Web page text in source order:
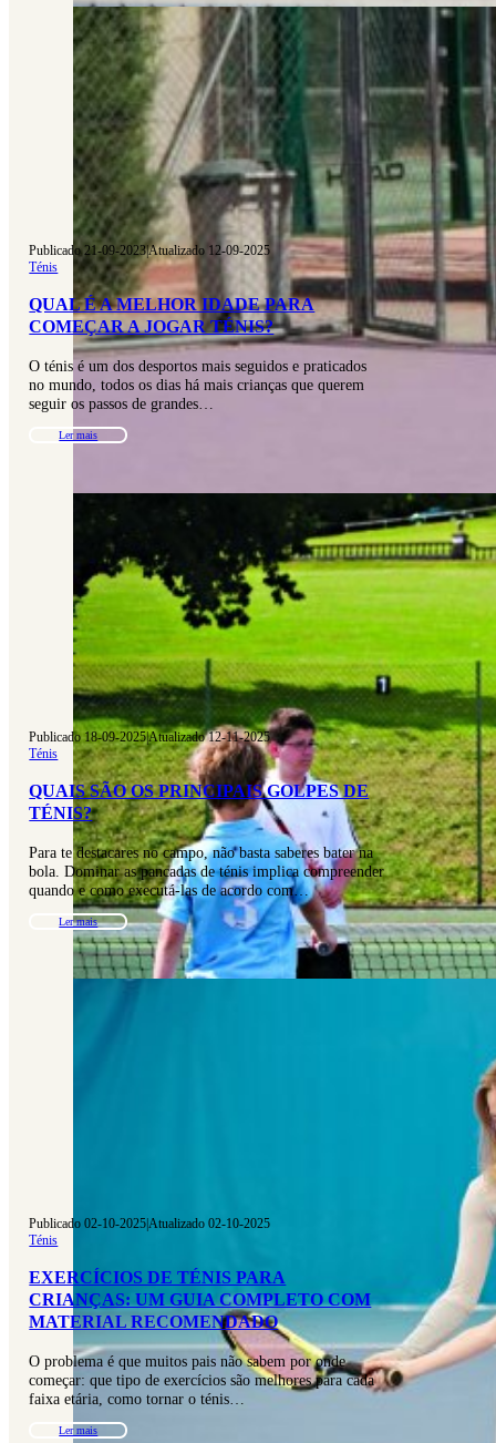
Publicado 21-09-2023|Atualizado 12-09-2025
Ténis
QUAL É A MELHOR IDADE PARA
COMEÇAR A JOGAR TÉNIS?
O ténis é um dos desportos mais seguidos e praticados
no mundo, todos os dias há mais crianças que querem
seguir os passos de grandes…
Ler mais
Publicado 18-09-2025|Atualizado 12-11-2025
Ténis
QUAIS SÃO OS PRINCIPAIS GOLPES DE
TÉNIS?
Para te destacares no campo, não basta saberes bater na
bola. Dominar as pancadas de ténis implica compreender
quando e como executá-las de acordo com…
Ler mais
Publicado 02-10-2025|Atualizado 02-10-2025
Ténis
EXERCÍCIOS DE TÉNIS PARA
CRIANÇAS: UM GUIA COMPLETO COM
MATERIAL RECOMENDADO
O problema é que muitos pais não sabem por onde
começar: que tipo de exercícios são melhores para cada
faixa etária, como tornar o ténis…
Ler mais